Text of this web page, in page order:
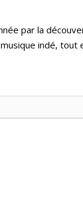
par la
indé, tout